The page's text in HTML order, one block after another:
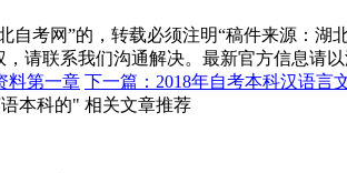
考网”的，转载必须注明“稿件来源：湖
请联系我们沟通解决。最新官方信息请
料第一章 下一篇：2018年自考本科汉语言
本科的" 相关文章推荐